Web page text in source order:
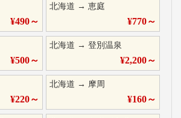
¥490～
北海道 →恵庭
¥770～
¥500～
北海道 →登別温泉
¥2,200～
¥220～
北海道 → 摩周
¥160～